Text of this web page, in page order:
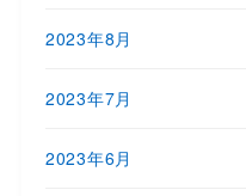
2023年8月
2023年7月
2023年6月